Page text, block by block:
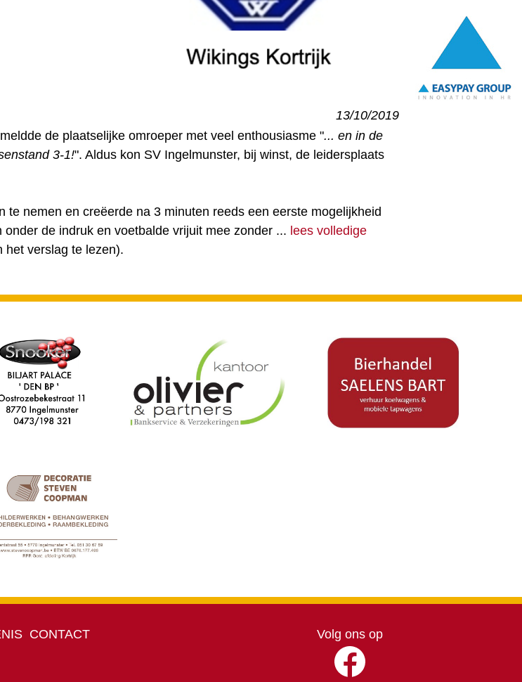
13/10/2019
de plaatselijke omroeper met veel enthousiasme "... en in de
3-1!". Aldus kon SV Ingelmunster, bij winst, de leidersplaats
nemen en creëerde na 3 minuten reeds een eerste mogelijkheid
de indruk en voetbalde vrijuit mee zonder ... lees volledige
het verslag te lezen).
CONTACT Volg ons op